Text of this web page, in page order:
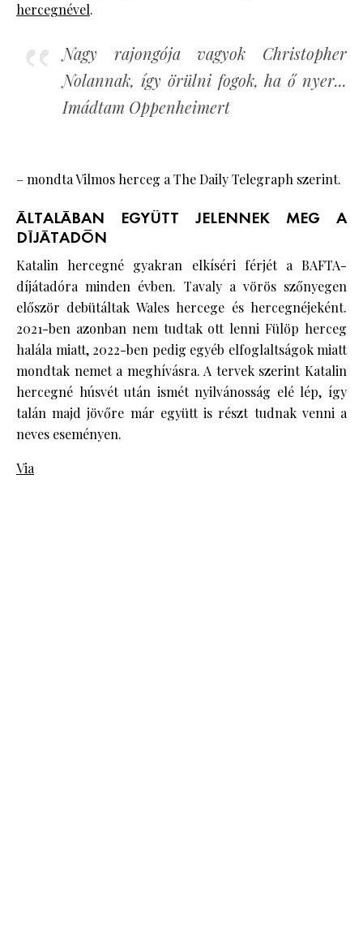
hercegnével.
Nagy rajongója vagyok Christopher
Nolannak, így örülni fogok, ha ő nyer...
Imádtam Oppenheimert
– mondta Vilmos herceg a The Daily Telegraph szerint.
ÁLTALÁBAN EGYÜTT JELENNEK MEG A
DÍJÁTADÓN
Katalin hercegné gyakran elkíséri férjét a BAFTA-
díjátadóra minden évben. Tavaly a vörös szőnyegen
először debütáltak Wales hercege és hercegnéjeként.
2021-ben azonban nem tudtak ott lenni Fülöp herceg
halála miatt, 2022-ben pedig egyéb elfoglaltságok miatt
mondtak nemet a meghívásra. A tervek szerint Katalin
hercegné húsvét után ismét nyilvánosság elé lép, így
talán majd jövőre már együtt is részt tudnak venni a
neves eseményen.
Via